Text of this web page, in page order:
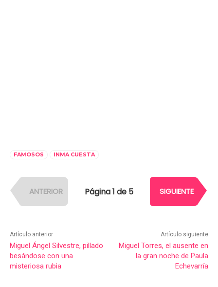
FAMOSOS INMA CUESTA
ANTERIOR Página 1 de 5 SIGUIENTE
Artículo anterior
Miguel Ángel Silvestre, pillado
besándose con una
misteriosa rubia
Artículo siguiente
Miguel Torres, el ausente en
la gran noche de Paula
Echevarría